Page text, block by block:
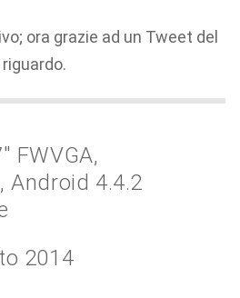
ora grazie ad un Tweet del
FWVGA,
Android 4.4.2
2014